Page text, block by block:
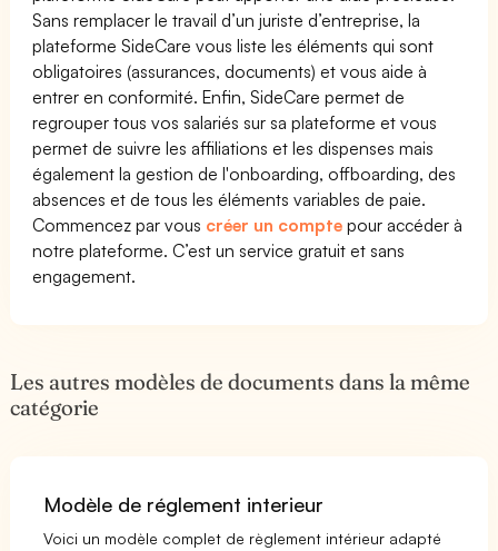
Sans remplacer le travail d’un juriste d’entreprise, la
plateforme SideCare vous liste les éléments qui sont
obligatoires (assurances, documents) et vous aide à
entrer en conformité. Enfin, SideCare permet de
regrouper tous vos salariés sur sa plateforme et vous
permet de suivre les affiliations et les dispenses mais
également la gestion de l'onboarding, offboarding, des
absences et de tous les éléments variables de paie.
Commencez par vous créer un compte pour accéder à
notre plateforme. C’est un service gratuit et sans
engagement.
Les autres modèles de documents dans la même
catégorie
Modèle de réglement interieur
Voici un modèle complet de règlement intérieur adapté